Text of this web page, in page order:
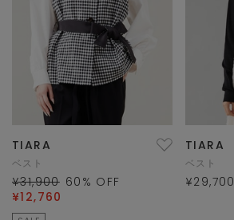
TIARA
ベスト
¥31,900 60 % OFF
¥12,760
TIARA
ベスト
¥29,700